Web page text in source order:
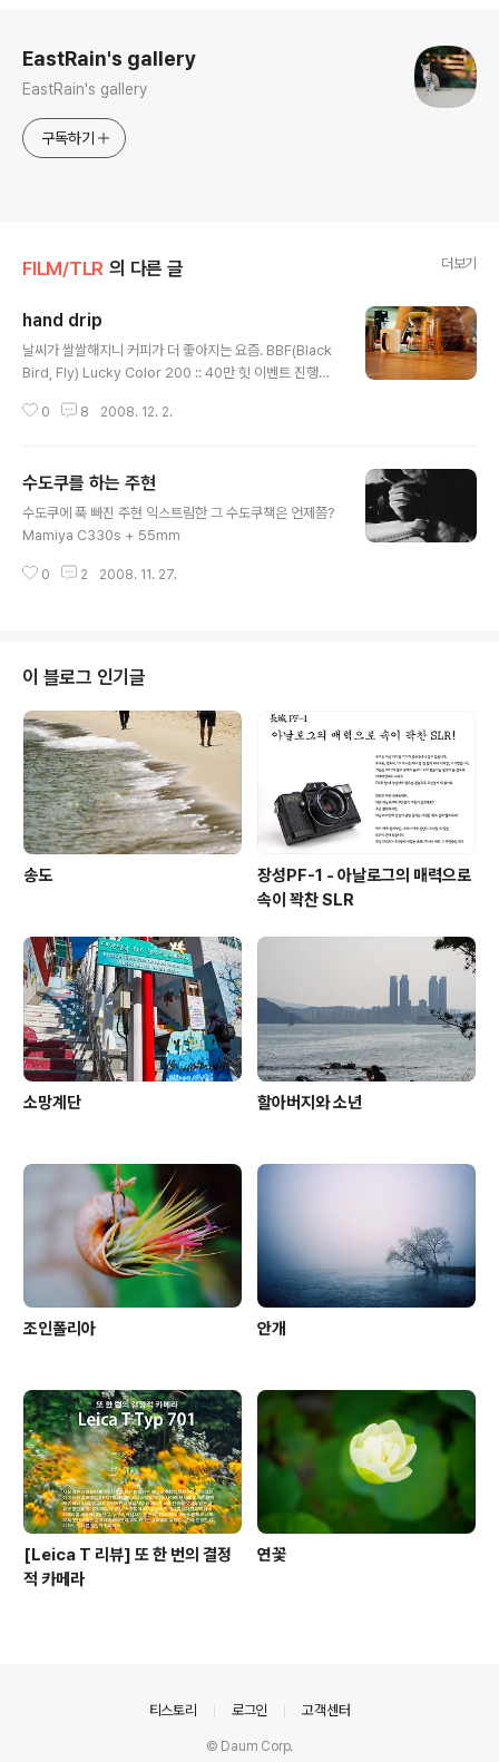
EastRain's gallery
EastRain's gallery
구독하기
FILM/TLR 의 다른 글 더보기
hand drip
날씨가 쌀쌀해지니 커피가 더 좋아지는 요즘. BBF(Black
Bird, Fly) Lucky Color 200 :: 40만 힛 이벤트 진행중
0 8 2008. 12. 2.
수도쿠를 하는 주현
수도쿠에 푹 빠진 주현 익스트림한 그 수도쿠책은 언제쯤?
Mamiya C330s + 55mm
0 2 2008. 11. 27.
이 블로그 인기글
송도
장성PF-1 - 아날로그의 매력으로
속이 꽉찬 SLR
소망계단 할아버지와 소년
조인폴리아 안개
[Leica T 리뷰] 또 한 번의 결정
적 카메라
연꽃
티스토리 로그인 고객센터
© Daum Corp.